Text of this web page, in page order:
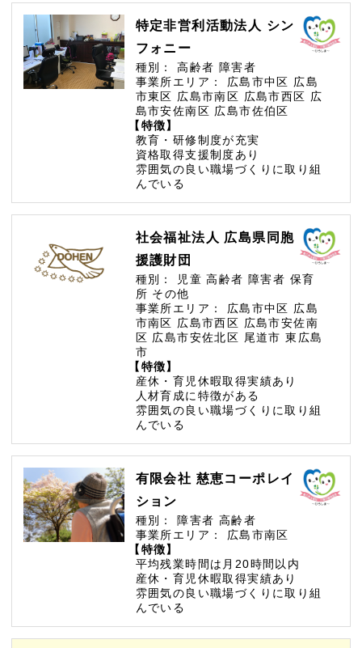
特定非営利活動法人 シン
フォニー
種別： 高齢者 障害者
事業所エリア：
広島市中区 広島
市東区 広島市南区 広島市西区 広
島市安佐南区 広島市佐伯区
【特徴】
教育・研修制度が充実
資格取得支援制度あり
雰囲気の良い職場づくりに取り組
んでいる
社会福祉法人 広島県同胞
援護財団
種別： 児童高齢者 障害者 保育
所 その他
事業所エリア：
広島市中区 広島
市南区 広島市西区 広島市安佐南
区 広島市安佐北区 尾道市東広島
市
【特徴】
産休・育児休暇取得実績あり
人材育成に特徴がある
雰囲気の良い職場づくりに取り組
んでいる
有限会社 慈恵コーポレイ
ション
種別： 障害者 高齢者
事業所エリア：
広島市南区
【特徴】
平均残業時間は月20時間以内
産休・育児休暇取得実績あり
雰囲気の良い職場づくりに取り組
んでいる